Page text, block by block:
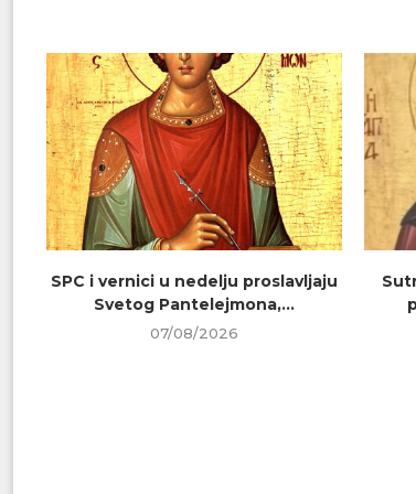
SPC i vernici u nedelju proslavljaju
Svetog Pantelejmona,...
07/08/2026